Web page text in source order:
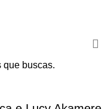
que buscas.